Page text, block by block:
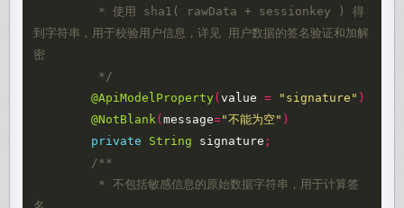
到字符串，用于校验用户信息，详见 用户数据的签名验证和加解
密
	 */
@ApiModelProperty(value = "signature" )
@NotBlank(message="不能为空" )
private
String signature ;
/**